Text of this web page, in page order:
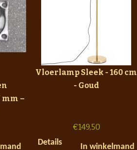
mm –
Vloerlamp Sleek - 160 cm
- Goud
€149,50
Details
In winkelmand